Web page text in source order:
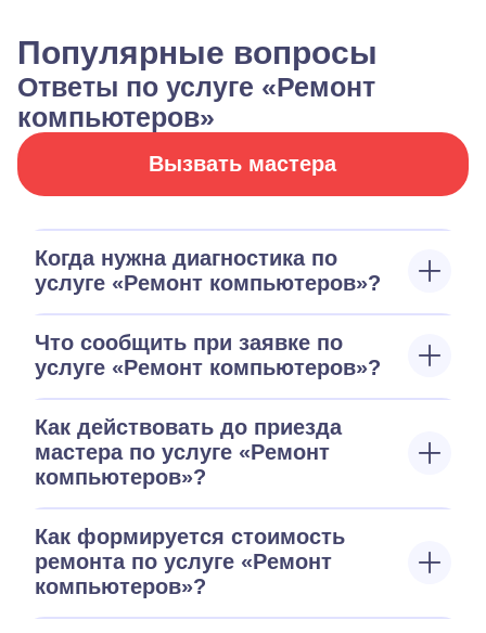
Популярные вопросы
Ответы по услуге «Ремонт
компьютеров»
Вызвать мастера
Когда нужна диагностика по
услуге «Ремонт компьютеров»?
Что сообщить при заявке по
услуге «Ремонт компьютеров»?
Как действовать до приезда
мастера по услуге «Ремонт
компьютеров»?
Как формируется стоимость
ремонта по услуге «Ремонт
компьютеров»?